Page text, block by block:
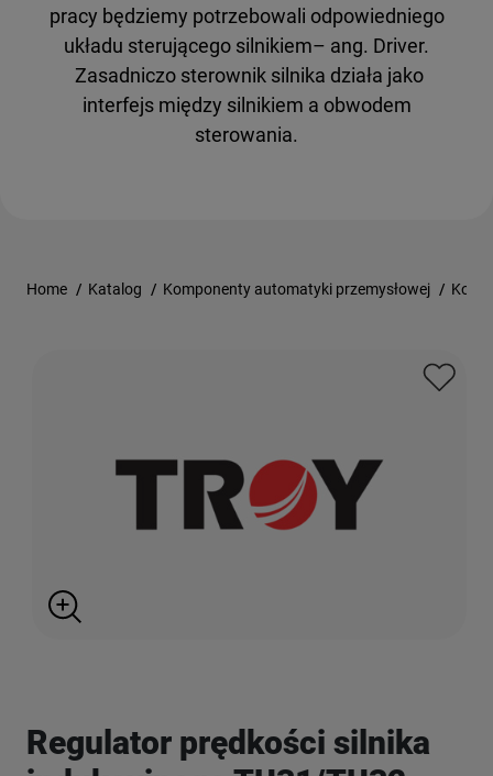
pracy będziemy potrzebowali odpowiedniego
układu sterującego silnikiem– ang. Driver.
Zasadniczo sterownik silnika działa jako
interfejs między silnikiem a obwodem
sterowania.
Home / Katalog / Komponenty automatyki przemysłowej /
Regulator prędkości silnika